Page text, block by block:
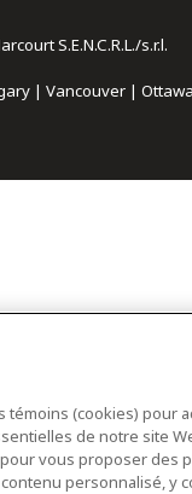
S.E.N.C.R.L./s.r.l.
| Vancouver |
témoins (cookies) pour
de notre site
vous proposer des
personnalisé, y